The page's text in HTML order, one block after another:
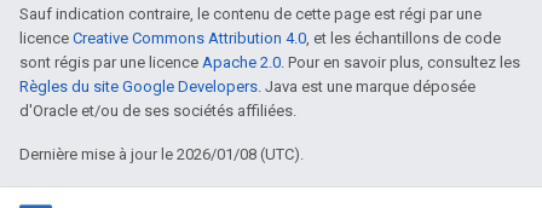
Sauf indication contraire, le contenu de cette page est régi par une
licence Creative Commons Attribution 4.0, et les échantillons de code
sont régis par une licence Apache 2.0. Pour en savoir plus, consultez les
Règles du site Google Developers. Java est une marque déposée
d'Oracle et/ou de ses sociétés affiliées.
Dernière mise à jour le 2026/01/08 (UTC).